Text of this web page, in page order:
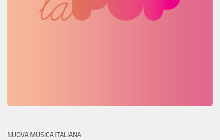
NUOVA MUSICA ITALIANA